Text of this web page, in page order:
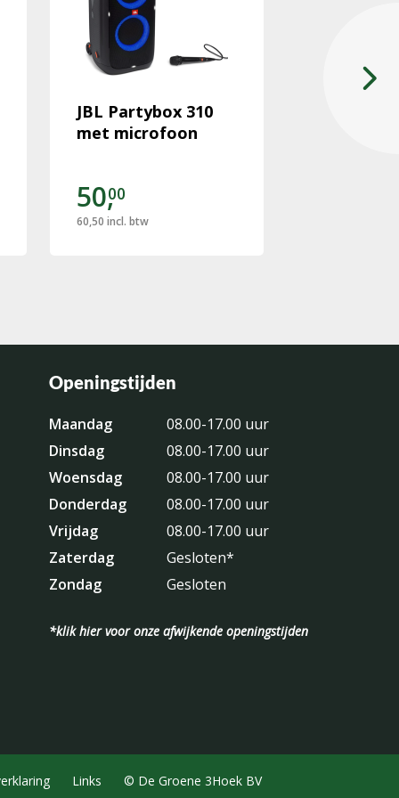
JBL Partybox 310
met microfoon
50,00
60,50 incl. btw
Openingstijden
Maandag
08.00-17.00 uur
Dinsdag
08.00-17.00 uur
Woensdag
08.00-17.00 uur
Donderdag
08.00-17.00 uur
Vrijdag
08.00-17.00 uur
Zaterdag
Gesloten*
Zondag
Gesloten
*klik hier voor onze afwijkende openingstijden
Links © De Groene 3Hoek BV